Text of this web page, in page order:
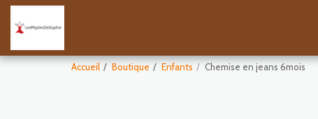
Accueil Boutique Enfants Chemise en jeans 6mois